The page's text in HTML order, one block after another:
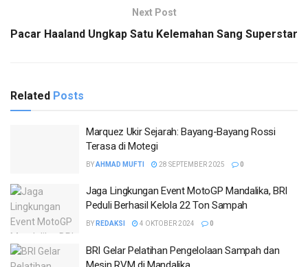
Next Post
Pacar Haaland Ungkap Satu Kelemahan Sang Superstar
Related Posts
Marquez Ukir Sejarah: Bayang-Bayang Rossi
Terasa di Motegi
BYAHMAD MUFTI 28 SEPTEMBER 2025 0
Jaga Lingkungan Event MotoGP Mandalika, BRI
Peduli Berhasil Kelola 22 Ton Sampah
BY REDAKSI 4 OKTOBER 2024 0
BRI Gelar Pelatihan Pengelolaan Sampah dan